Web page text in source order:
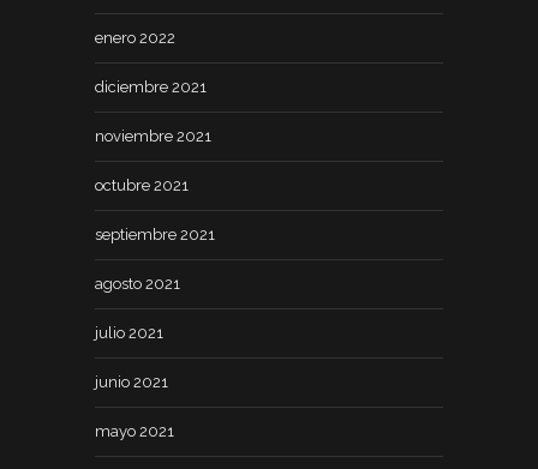
enero 2022
diciembre 2021
noviembre 2021
octubre 2021
septiembre 2021
agosto 2021
julio 2021
junio 2021
mayo 2021